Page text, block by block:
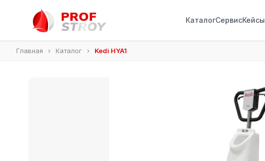
КаталогСервисКейсы
Главная › Каталог › Kedi HYA1